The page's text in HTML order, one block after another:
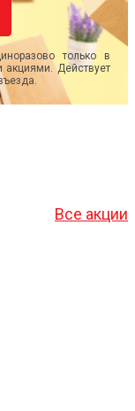
только в
акциями. Действует
Все акции